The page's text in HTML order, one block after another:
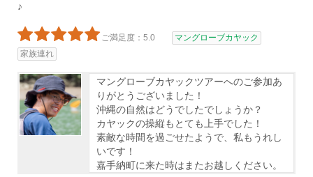
♪
ご満足度：5.0
マングローブカヤック
家族連れ
マングローブカヤックツアーへのご参加あ
りがとうございました！
沖縄の自然はどうでしたでしょうか？
カヤックの操縦もとても上手でした！
素敵な時間を過ごせたようで、私もうれし
いです！
嘉手納町に来た時はまたお越しください。